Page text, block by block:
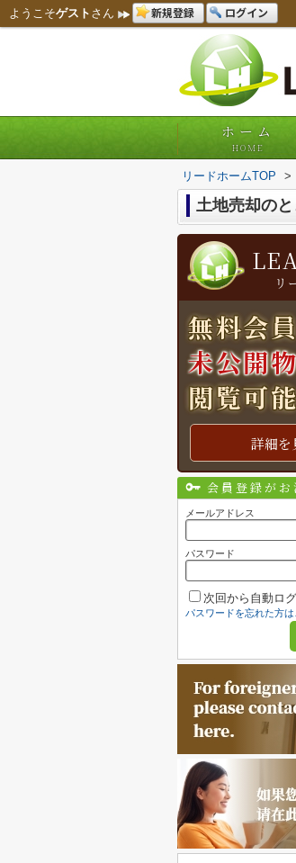
ようこそゲスト さん 新規登録 ログイン
ホーム
HOME
リードホームTOP >
土地売却の
リ
無料会
未公開
閲覧可
詳細を
会員登録がお
メールアドレス
パスワード
次回から自動ロ
パスワードを忘れた方は